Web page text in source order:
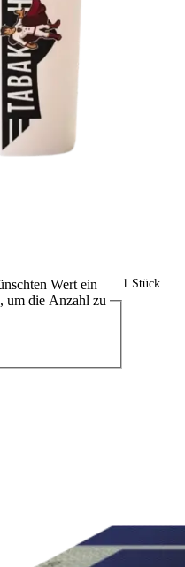
1 Stück
Wert ein
um die Anzahl zu